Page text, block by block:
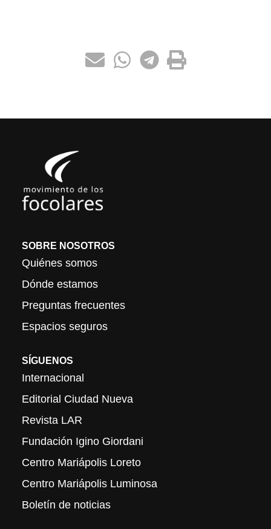
SOBRE NOSOTROS
Quiénes somos
Dónde estamos
Preguntas frecuentes
Espacios seguros
SÍGUENOS
Internacional
Editorial Ciudad Nueva
Revista LAR
Fundación Igino Giordani
Centro Mariápolis Loreto
Centro Mariápolis Luminosa
Boletín de noticias